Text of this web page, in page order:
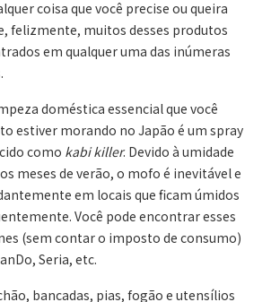
coisa que você precise ou queira
felizmente, muitos desses produtos
em qualquer uma das inúmeras
doméstica essencial que você
estiver morando no Japão é um spray
como kabi killer. Devido à umidade
meses de verão, o mofo é inevitável e
em locais que ficam úmidos
Você pode encontrar esses
(sem contar o imposto de consumo)
Seria, etc.
bancadas, pias, fogão e utensílios